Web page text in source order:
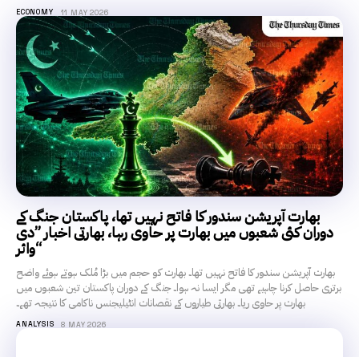
ECONOMY 11 MAY 2026
بھارت آپریشن سندور کا فاتح نہیں تھا، پاکستان جنگ کے
دوران کئی شعبوں میں بھارت پر حاوی رہا، بھارتی اخبار ”دی
وائر“
بھارت آپریشن سندور کا فاتح نہیں تھا۔ بھارت کو حجم میں بڑا مُلک ہوتے ہوئے واضح
برتری حاصل کرنا چاہیے تھی مگر ایسا نہ ہوا۔ جنگ کے دوران پاکستان تین شعبوں میں
بھارت پر حاوی ریا۔ بھارتی طیاروں کے نقصانات انٹیلیجنس ناکامی کا نتیجہ تھے۔
ANALYSIS 8 MAY 2026